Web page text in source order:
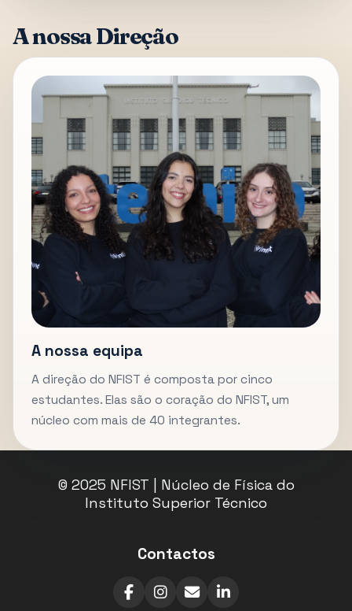
A nossa Direção
A nossa equipa
A direção do NFIST é composta por cinco
estudantes. Elas são o coração do NFIST, um
núcleo com mais de 40 integrantes.
© 2025 NFIST | Núcleo de Física do
Instituto Superior Técnico
Contactos